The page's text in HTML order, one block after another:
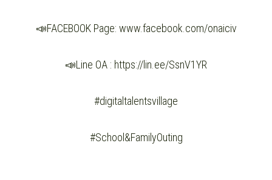
📣FACEBOOK Page: www.facebook.com/onaiciv
📣Line OA : https://lin.ee/SsnV1YR
#digitaltalentsvillage
#School&FamilyOuting